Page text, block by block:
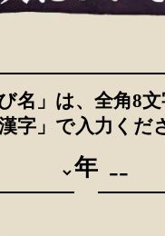
名」は、全角8
字」で入力くだ
年